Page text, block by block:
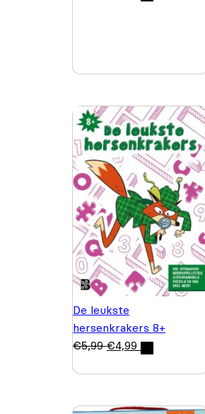
De leukste
hersenkrakers 8+
€5,99 €4,99